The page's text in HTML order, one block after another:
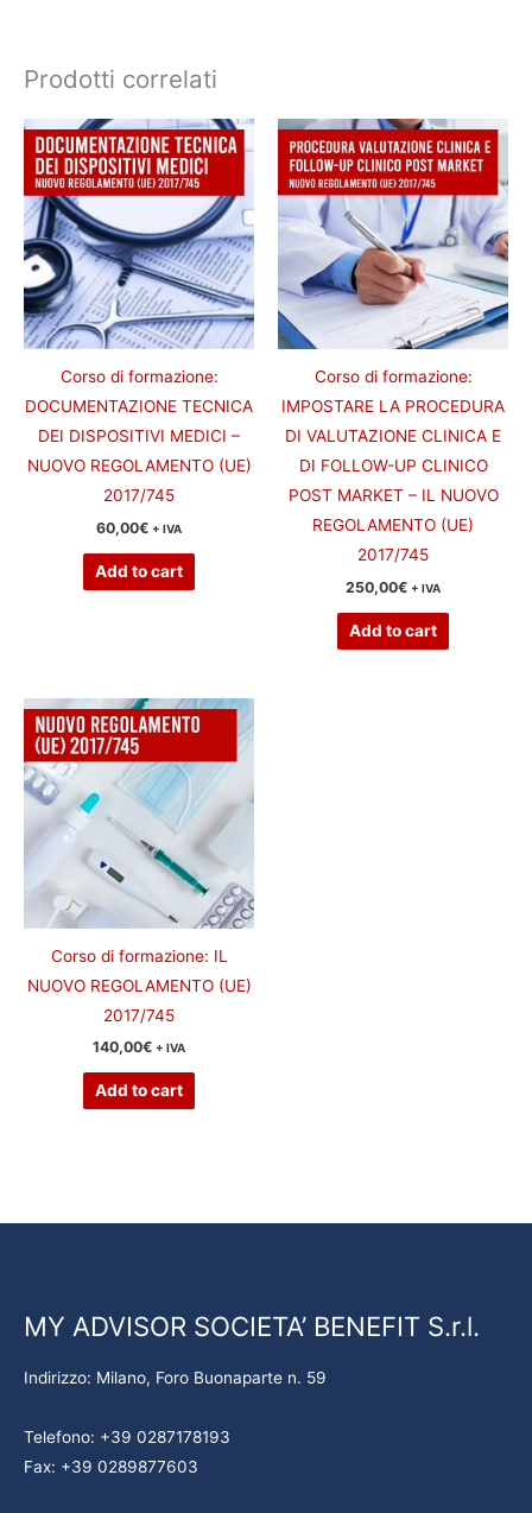
Prodotti correlati
Corso di formazione:
DOCUMENTAZIONE TECNICA
DEI DISPOSITIVI MEDICI –
NUOVO REGOLAMENTO (UE)
2017/745
60,00€ + IVA
Add to cart
Corso di formazione:
IMPOSTARE LA PROCEDURA
DI VALUTAZIONE CLINICA E
DI FOLLOW-UP CLINICO
POST MARKET – IL NUOVO
REGOLAMENTO (UE)
2017/745
250,00€ + IVA
Add to cart
Corso di formazione: IL
NUOVO REGOLAMENTO (UE)
2017/745
140,00€ + IVA
Add to cart
MY ADVISOR SOCIETA’ BENEFIT S.r.l.
Indirizzo: Milano, Foro Buonaparte n. 59
Telefono: +39 0287178193
Fax: +39 0289877603